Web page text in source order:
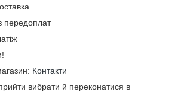
передоплат
Контакти
вибрати й переконатися в